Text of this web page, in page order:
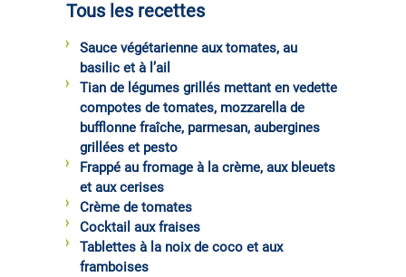
Tous les recettes
Sauce végétarienne aux tomates, au
basilic et à l’ail
Tian de légumes grillés mettant en vedette
compotes de tomates, mozzarella de
bufflonne fraîche, parmesan, aubergines
grillées et pesto
Frappé au fromage à la crème, aux bleuets
et aux cerises
Crème de tomates
Cocktail aux fraises
Tablettes à la noix de coco et aux
framboises